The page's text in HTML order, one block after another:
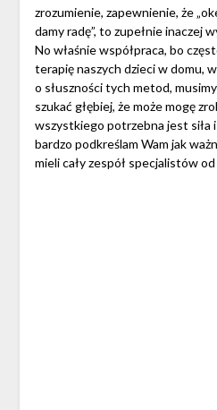
zrozumienie, zapewnienie, że
damy radę”, to zupełnie inaczej
No właśnie współpraca, bo
terapię naszych dzieci w domu,
o słuszności tych metod,
szukać głębiej, że może mogę
wszystkiego potrzebna jest siła
bardzo podkreślam Wam jak
mieli cały zespół specjalistów